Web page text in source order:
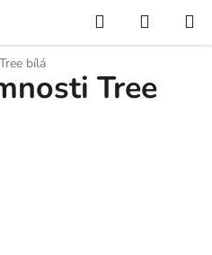
Hledat
KOŠÍK
bílá
Tree